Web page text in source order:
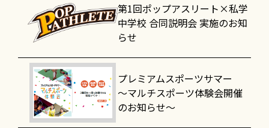
第1回ポップアスリート×私学
中学校 合同説明会 実施のお知
らせ
プレミアムスポーツサマー
～マルチスポーツ体験会開催
のお知らせ～